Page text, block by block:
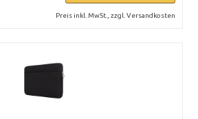
Preis inkl. MwSt., zzgl. Versandkosten